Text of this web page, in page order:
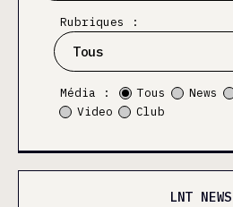
Rubriques :
Média : Tous News
Video
Club
LNT NEWS